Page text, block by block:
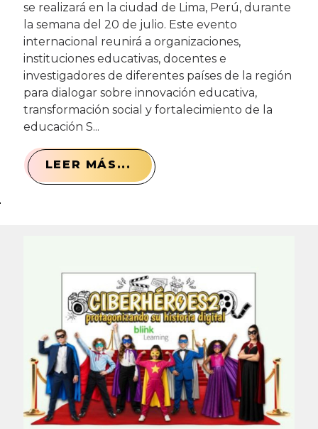
se realizará en la ciudad de Lima, Perú, durante
la semana del 20 de julio. Este evento
internacional reunirá a organizaciones,
instituciones educativas, docentes e
investigadores de diferentes países de la región
para dialogar sobre innovación educativa,
transformación social y fortalecimiento de la
educación S...
LEER MÁS...